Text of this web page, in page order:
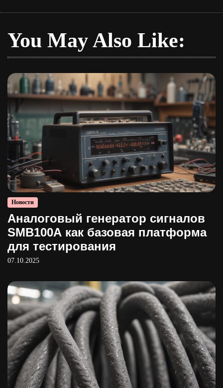
You May Also Like:
Новости
Аналоговый генератор сигналов
SMB100A как базовая платформа
для тестирования
07.10.2025